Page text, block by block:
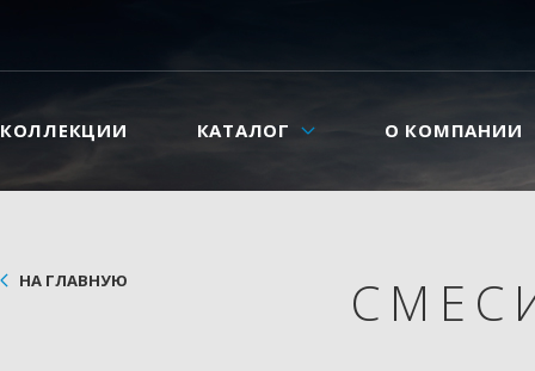
КОЛЛЕКЦИИ КАТАЛОГ О КОМПАНИИ
НА ГЛАВНУЮ